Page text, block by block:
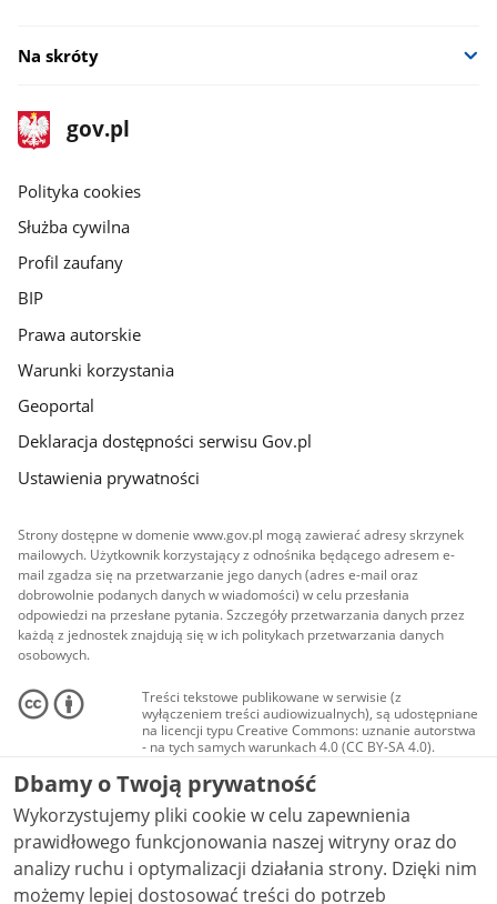
Na skróty
stopka
gov.pl
Strona
gov.pl
gov.pl
Polityka cookies
Służba cywilna
Profil zaufany
BIP
Prawa autorskie
Warunki korzystania
Geoportal
Deklaracja dostępności serwisu Gov.pl
Ustawienia prywatności
Strony dostępne w domenie www.gov.pl mogą zawierać adresy skrzynek
mailowych. Użytkownik korzystający z odnośnika będącego adresem e-
mail zgadza się na przetwarzanie jego danych (adres e-mail oraz
dobrowolnie podanych danych w wiadomości) w celu przesłania
odpowiedzi na przesłane pytania. Szczegóły przetwarzania danych przez
każdą z jednostek znajdują się w ich politykach przetwarzania danych
osobowych.
Treści tekstowe publikowane w serwisie (z
wyłączeniem treści audiowizualnych), są udostępniane
na licencji typu Creative Commons: uznanie autorstwa
- na tych samych warunkach 4.0 (CC BY-SA 4.0).
Materiały audiowizualne, w tym zdjęcia, materiały
audio i wideo, są udostępniane na licencji typu
Creative Commons: uznanie autorstwa użycie
niekomercyjne - bez utworów zależnych 4.0 (CC BY-
NC-ND 4.0), o ile nie jest to stwierdzone inaczej.
Dbamy o Twoją prywatność
Wykorzystujemy pliki cookie w celu zapewnienia
prawidłowego funkcjonowania naszej witryny oraz do
analizy ruchu i optymalizacji działania strony. Dzięki nim
możemy lepiej dostosować treści do potrzeb